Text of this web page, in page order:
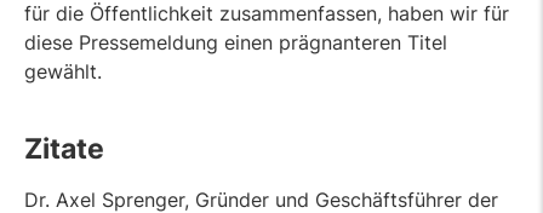
für die Öffentlichkeit zusammenfassen, haben wir für
diese Pressemeldung einen prägnanteren Titel
gewählt.
Zitate
Dr. Axel Sprenger, Gründer und Geschäftsführer der